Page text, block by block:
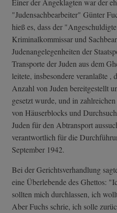
Einer der Angeklagten war der
"Judensachbearbeiter" Günter
hieß es, dass der
Kriminalkommissar und
Judenangelegenheiten der
Transporte der Juden aus dem
leitete, insbesondere veranlaßte ,
Anzahl von Juden bereitgestellt
gesetzt wurde, und in
von Häuserblocks und
Juden für den Abtransport
verantwortlich für die
September 1942.
Bei der Gerichtsverhandlung
eine Überlebende des Ghettos:
sollten mich durchlassen, ich
Aber Fuchs schrie, ich solle